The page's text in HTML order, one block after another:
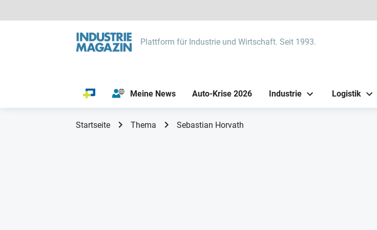
Plattform für Industrie und Wirtschaft. Seit 1993.
Meine News Auto-Krise 2026 Industrie Logistik
Startseite Thema Sebastian Horvath